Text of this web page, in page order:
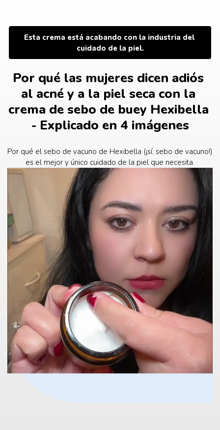
Esta crema está acabando con la industria del
cuidado de la piel.
Por qué las mujeres dicen adiós
al acné y a la piel seca con la
crema de sebo de buey Hexibella
- Explicado en 4 imágenes
Por qué el sebo de vacuno de Hexibella (¡sí, sebo de vacuno!)
es el mejor y único cuidado de la piel que necesita.